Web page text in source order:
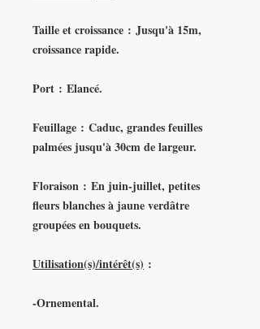
Taille et croissance : Jusqu'à 15m,
croissance rapide.
Port : Elancé.
Feuillage : Caduc, grandes feuilles
palmées jusqu'à 30cm de largeur.
Floraison : En juin-juillet, petites
fleurs blanches à jaune verdâtre
groupées en bouquets.
Utilisation(s)/intérêt(s) :
-Ornemental.